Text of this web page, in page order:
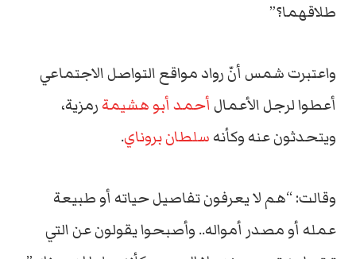
طلاقهما؟”
واعتبرت شمس أنّ رواد مواقع التواصل الاجتماعي
أعطوا لرجل الأعمالأحمد أبو هشيمةرمزية،
ويتحدثون عنه وكأنهسلطان بروناي.
وقالت: “هم لا يعرفون تفاصيل حياته أو طبيعة
عمله أو مصدر أمواله.. وأصبحوا يقولون عن التي